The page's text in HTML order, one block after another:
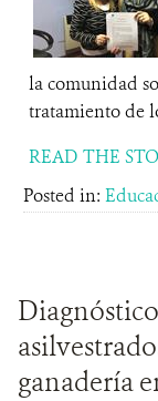
la comunidad
tratamiento de
READ THE
Posted in:
ganadería